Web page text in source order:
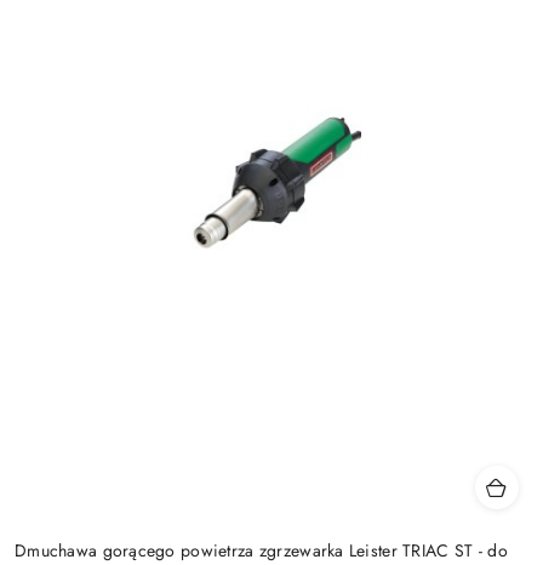
Dmuchawa gorącego powietrza zgrzewarka Leister TRIAC ST - do